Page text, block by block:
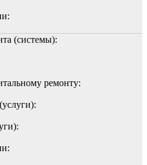
(системы):
ремонту: